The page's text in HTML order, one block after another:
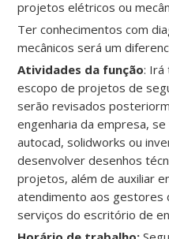
projetos elétricos ou
Ter conhecimentos com
mecânicos será um
Atividades da função: Irá
escopo de projetos de
serão revisados
engenharia da empresa,
autocad, solidworks ou
desenvolver desenhos
projetos, além de auxiliar
atendimento aos gestores
serviços do escritório de